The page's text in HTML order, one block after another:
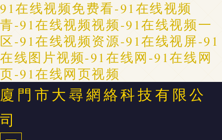
91在线视频免费看-91在线视频
青-91在线视频视频-91在线视频一
区-91在线视频资源-91在线视屏-91
在线图片视频-91在线网-91在线网
页-91在线网页视频
廈門市大尋網絡科技有限公
司